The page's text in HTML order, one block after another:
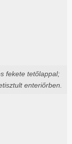
fekete tetőlappal;
enteriőrben.